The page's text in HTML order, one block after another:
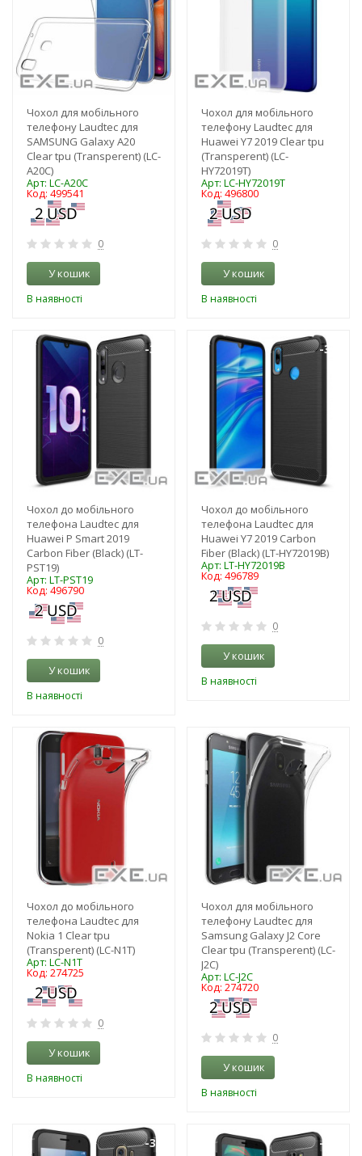
Чохол для мобільного
телефону Laudtec для
SAMSUNG Galaxy A20
Clear tpu (Transperent) (LC-
A20C)
Арт: LC-A20C
Код: 499541
0
У кошик
В наявності
Чохол для мобільного
телефону Laudtec для
Huawei Y7 2019 Clear tpu
(Transperent) (LC-
HY72019T)
Арт: LC-HY72019T
Код: 496800
0
У кошик
В наявності
-3%
Чохол до мобільного
телефона Laudtec для
Huawei P Smart 2019
Carbon Fiber (Black) (LT-
PST19)
Арт: LT-PST19
Код: 496790
0
У кошик
В наявності
-3%
Чохол до мобільного
телефона Laudtec для
Huawei Y7 2019 Carbon
Fiber (Black) (LT-HY72019B)
Арт: LT-HY72019B
Код: 496789
0
У кошик
В наявності
-3%
Чохол до мобільного
телефона Laudtec для
Nokia 1 Clear tpu
(Transperent) (LC-N1T)
Арт: LC-N1T
Код: 274725
0
У кошик
В наявності
-3%
Чохол для мобільного
телефону Laudtec для
Samsung Galaxy J2 Core
Clear tpu (Transperent) (LC-
J2C)
Арт: LC-J2C
Код: 274720
0
У кошик
В наявності
-3% -3%